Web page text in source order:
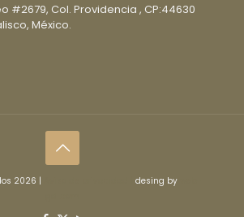
#2679, Col. Providencia , CP:44630
México.
2026 | desing by